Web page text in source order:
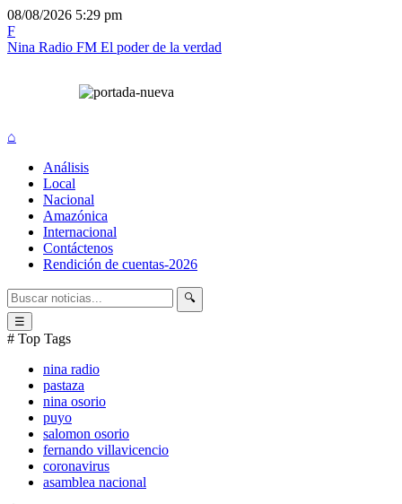
08/08/2026 5:29 pm
F
Nina Radio FM El poder de la verdad
⌂
Análisis
Local
Nacional
Amazónica
Internacional
Contáctenos
Rendición de cuentas-2026
🔍
☰
# Top Tags
nina radio
pastaza
nina osorio
puyo
salomon osorio
fernando villavicencio
coronavirus
asamblea nacional